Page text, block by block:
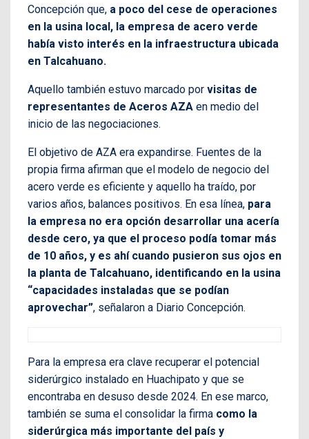
Concepción que, a poco del cese de operaciones
en la usina local, la empresa de acero verde
había visto interés en la infraestructura ubicada
en Talcahuano.
Aquello también estuvo marcado por visitas de
representantes de Aceros AZA en medio del
inicio de las negociaciones.
El objetivo de AZA era expandirse. Fuentes de la
propia firma afirman que el modelo de negocio del
acero verde es eficiente y aquello ha traído, por
varios años, balances positivos. En esa línea, para
la empresa no era opción desarrollar una acería
desde cero, ya que el proceso podía tomar más
de 10 años, y es ahí cuando pusieron sus ojos en
la planta de Talcahuano, identificando en la usina
“capacidades instaladas que se podían
aprovechar”, señalaron a Diario Concepción.
Para la empresa era clave recuperar el potencial
siderúrgico instalado en Huachipato y que se
encontraba en desuso desde 2024. En ese marco,
también se suma el consolidar la firma como la
siderúrgica más importante del país y